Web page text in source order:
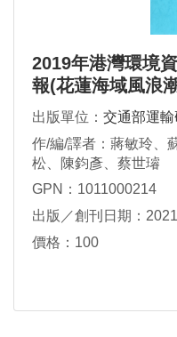
2019年港灣環境
報(花蓮海域風浪
出版單位： 交通部運
作/編/譯者：蔣敏玲、
松、陳鈞彥、蔡世璿
GPN：1011000214
出版／創刊日期：
價格：100